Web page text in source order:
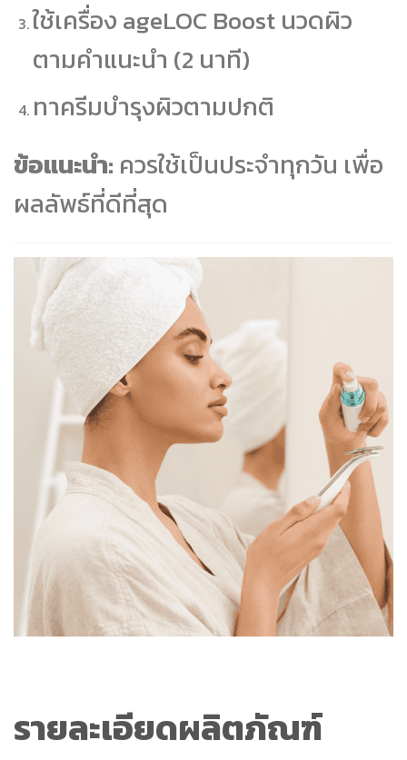
ใช้เครื่อง ageLOC Boost นวดผิว
ตามคำแนะนำ (2 นาที)
ทาครีมบำรุงผิวตามปกติ
ข้อแนะนำ: ควรใช้เป็นประจำทุกวัน เพื่อ
ผลลัพธ์ที่ดีที่สุด
รายละเอียดผลิตภัณฑ์